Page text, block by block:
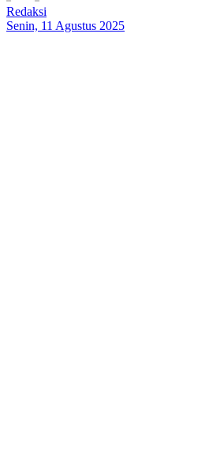
Redaksi
Senin, 11 Agustus 2025